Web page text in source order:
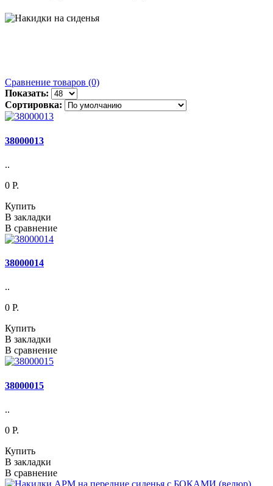
Сравнение товаров (0)
Показать:
Сортировка:
38000013
..
0 P.
Купить
В закладки
В сравнение
38000014
..
0 P.
Купить
В закладки
В сравнение
38000015
..
0 P.
Купить
В закладки
В сравнение